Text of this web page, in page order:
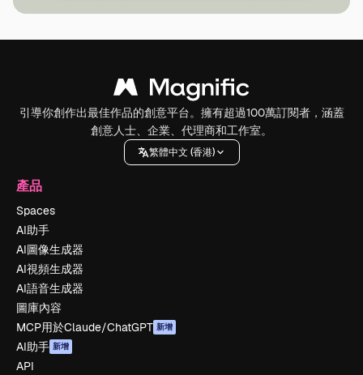
引導你創作出最佳作品的創意平台。擁有超過100萬訂閱者，涵蓋
創意人士、企業、代理商和工作室。
繁體中文 (香港)
產品
Spaces
AI助手
AI圖像生成器
AI視頻生成器
AI語音生成器
圖庫內容
MCP用於Claude/ChatGPT 新增
AI助手 新增
API